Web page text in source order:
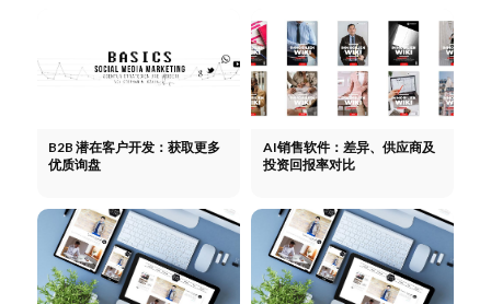
B2B 潜在客户开发：获取更多
优质询盘
AI销售软件：差异、供应商及
投资回报率对比